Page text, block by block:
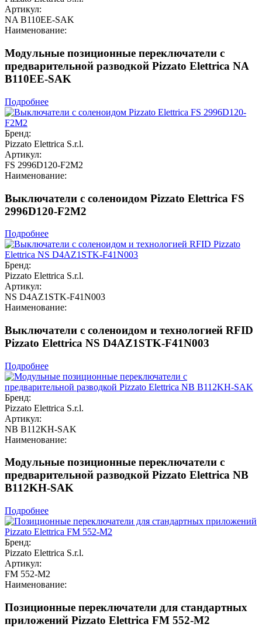
Артикул:
NA B110EE-SAK
Наименование:
Модульные позиционные переключатели с
предварительной разводкой Pizzato Elettrica NA
B110EE-SAK
Подробнее
Бренд:
Pizzato Elettrica S.r.l.
Артикул:
FS 2996D120-F2M2
Наименование:
Выключатели с соленоидом Pizzato Elettrica FS
2996D120-F2M2
Подробнее
Бренд:
Pizzato Elettrica S.r.l.
Артикул:
NS D4AZ1STK-F41N003
Наименование:
Выключатели с соленоидом и технологией RFID
Pizzato Elettrica NS D4AZ1STK-F41N003
Подробнее
Бренд:
Pizzato Elettrica S.r.l.
Артикул:
NB B112KH-SAK
Наименование:
Модульные позиционные переключатели с
предварительной разводкой Pizzato Elettrica NB
B112KH-SAK
Подробнее
Бренд:
Pizzato Elettrica S.r.l.
Артикул:
FM 552-M2
Наименование:
Позиционные переключатели для стандартных
приложений Pizzato Elettrica FM 552-M2